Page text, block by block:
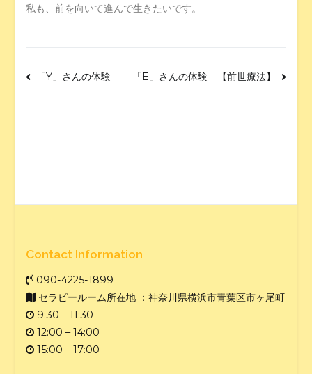
私も、前を向いて進んで生きたいです。
「Y」さんの体験 「E」さんの体験 【前世療法】
Contact Information
090-4225-1899
セラピールーム所在地 ：神奈川県横浜市青葉区市ヶ尾町
9:30 – 11:30
12:00 – 14:00
15:00 – 17:00